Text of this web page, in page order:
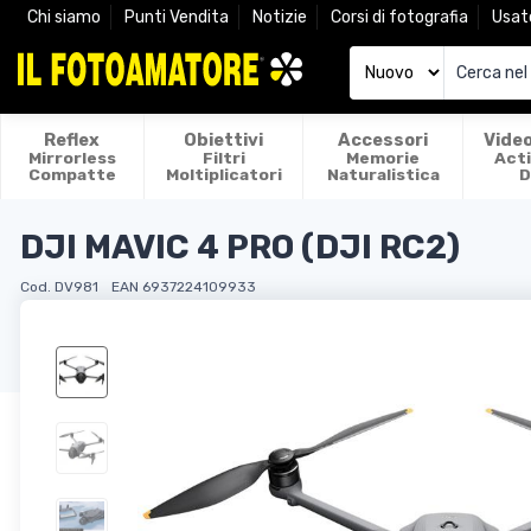
Chi siamo Punti Vendita Notizie Corsi di fotografia
Reflex
Mirrorless
Compatte
Obiettivi
Filtri
Moltiplicatori
Accessori
Memorie
Naturalistica
DJI MAVIC 4 PRO (DJI RC2)
Cod. DV981 EAN 6937224109933